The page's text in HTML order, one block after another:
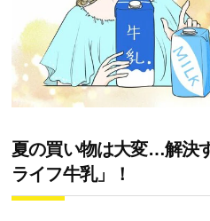
夏の買い物は大変…解決
ライフ牛乳」！